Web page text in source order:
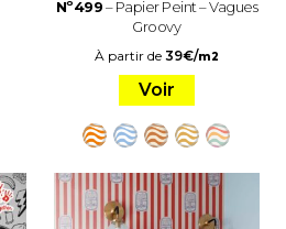
Nº499– Papier Peint – Vagues
Groovy
À partir de 39€/m2
Voir